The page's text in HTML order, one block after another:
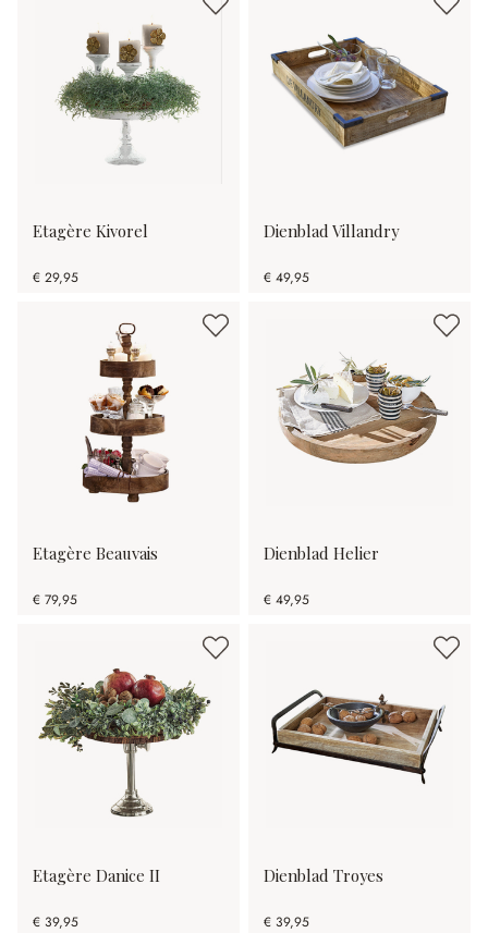
Etagère Kivorel
€ 29,95
Dienblad Villandry
€ 49,95
Etagère Beauvais
€ 79,95
Dienblad Helier
€ 49,95
Etagère Danice II
€ 39,95
Dienblad Troyes
€ 39,95